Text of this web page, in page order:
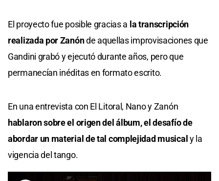
El proyecto fue posible gracias a la transcripción
realizada por Zanónde aquellas improvisaciones que
Gandini grabó y ejecutó durante años, pero que
permanecían inéditas en formato escrito.
En una entrevista con El Litoral, Nano y Zanón
hablaron sobre el origen del álbum, el desafío de
abordar un material de tal complejidad musicaly la
vigencia del tango.